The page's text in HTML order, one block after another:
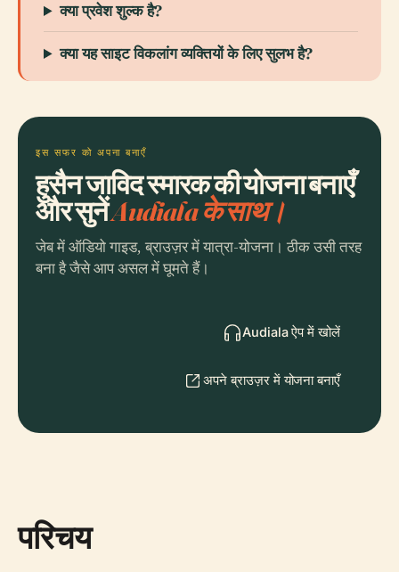
क्या प्रवेश शुल्क है?
क्या यह साइट विकलांग व्यक्तियों के लिए सुलभ है?
इस सफर को अपना बनाएँ
हुसैन जाविद स्मारक की योजना बनाएँ
और सुनेंAudiala के साथ।
जेब में ऑडियो गाइड, ब्राउज़र में यात्रा-योजना। ठीक उसी तरह
बना है जैसे आप असल में घूमते हैं।
Audiala ऐप में खोलें
अपने ब्राउज़र में योजना बनाएँ
परिचय